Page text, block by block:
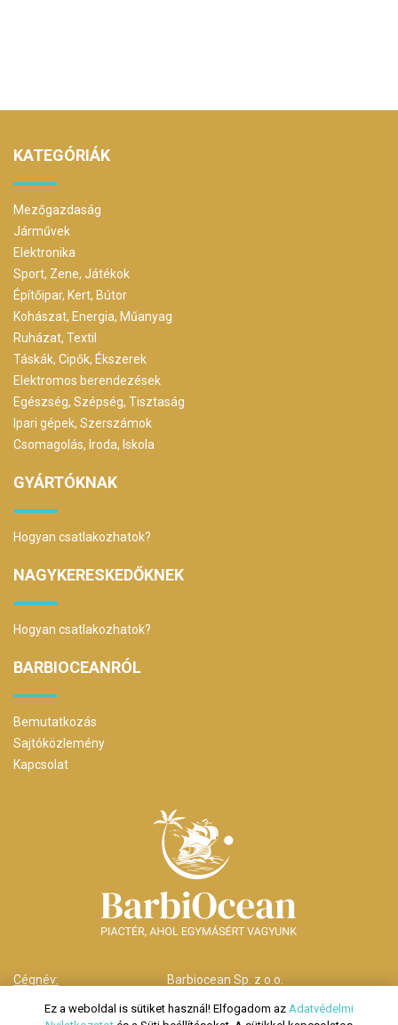
KATEGÓRIÁK
Mezőgazdaság
Járművek
Elektronika
Sport, Zene, Játékok
Építőipar, Kert, Bútor
Kohászat, Energia, Műanyag
Ruházat, Textil
Táskák, Cipők, Ékszerek
Elektromos berendezések
Egészség, Szépség, Tisztaság
Ipari gépek, Szerszámok
Csomagolás, Iroda, Iskola
GYÁRTÓKNAK
Hogyan csatlakozhatok?
NAGYKERESKEDŐKNEK
Hogyan csatlakozhatok?
BARBIOCEANRÓL
Bemutatkozás
Sajtóközlemény
Kapcsolat
Cégnév:
Barbiocean Sp. z o.o.
ul. Długa nr 29
Ez a weboldal is sütiket használ! Elfogadom az Adatvédelmi